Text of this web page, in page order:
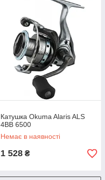
Катушка Okuma Alaris ALS
4BB 6500
Немає в наявності
1 528 ₴